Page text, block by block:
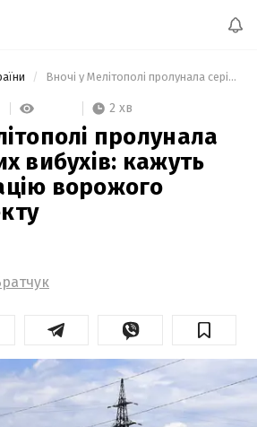
Вночі у Мелітополі пролунала серія гучних вибухів: кажуть про детонацію ворожого боєкомплекту
2 хв
пролунала
вибухів: кажуть
ворожого